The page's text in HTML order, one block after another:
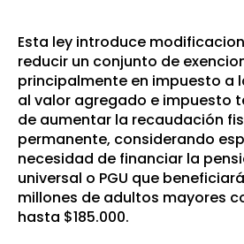
Esta ley introduce
reducir un conjunto de
principalmente en impuesto a
al valor agregado e impuesto
de aumentar la recaudación
permanente, considerando
necesidad de financiar la
universal o PGU que
millones de adultos mayores
hasta $185.000.